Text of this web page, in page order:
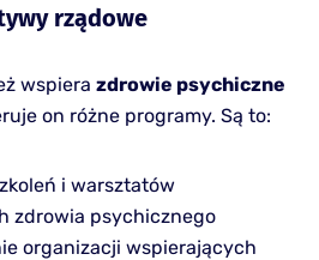
rządowe
wspiera zdrowie psychiczne
on różne programy. Są to:
i warsztatów
zdrowia psychicznego
organizacji wspierających